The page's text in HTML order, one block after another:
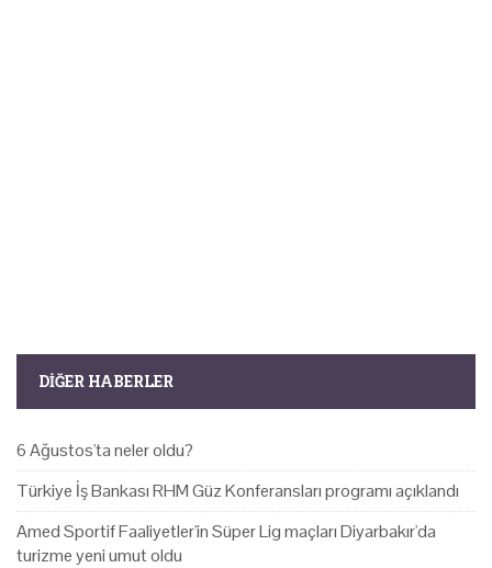
DIĞER HABERLER
6 Ağustos'ta neler oldu?
Türkiye İş Bankası RHM Güz Konferansları programı açıklandı
Amed Sportif Faaliyetler'in Süper Lig maçları Diyarbakır'da
turizme yeni umut oldu